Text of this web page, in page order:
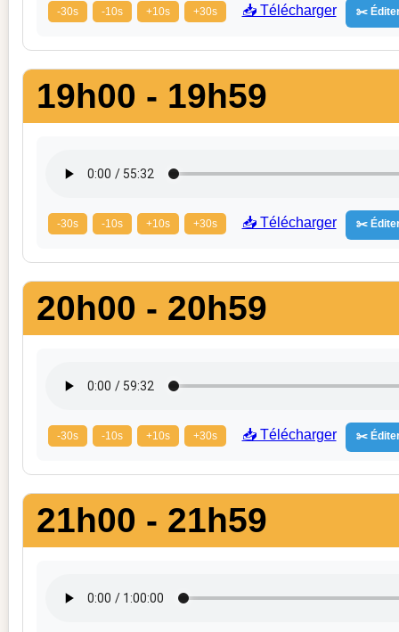
-30s -10s +10s +30s 📥 Télécharger ✂️
19h00 - 19h59
-30s -10s +10s +30s 📥 Télécharger ✂️
20h00 - 20h59
-30s -10s +10s +30s 📥 Télécharger ✂️
21h00 - 21h59